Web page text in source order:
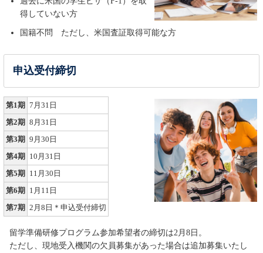
得していない方
国籍不問 ただし、米国査証取得可能な方
申込受付締切
第1期 7月31日
第2期 8月31日
第3期 9月30日
第4期 10月31日
第5期 11月30日
第6期 1月11日
第7期 2月8日＊申込受付締切
留学準備研修プログラム参加希望者の締切は2月8日。
ただし、現地受入機関の欠員募集があった場合は追加募集いたし